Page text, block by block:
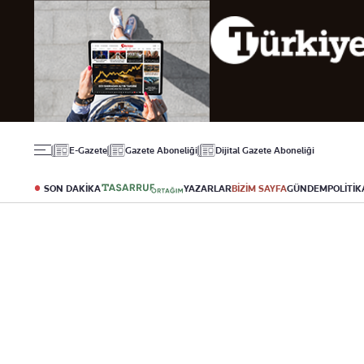
E-Gazete Gazete Aboneliği Dijital Gazete Aboneliği
SON DAKİKA YAZARLARBİZİM SAYFAGÜNDEM
Politika
Ekonomi
Borsa
Altın
Döviz
Hisse Senedi
Kripto Para
T-Otomobil
Futbol
Puan Durumu